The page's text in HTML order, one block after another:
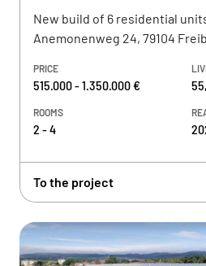
New build of 6 residential
Anemonenweg 24, 79104
PRICE
515.000 - 1.350.000 €
ROOMS
2 - 4
To the project